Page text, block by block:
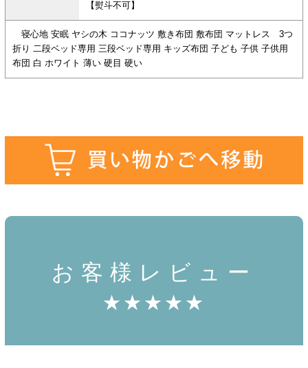
【熨斗不可】
寝心地 安眠 ヤシの木 ココナッツ 敷き布団 敷布団 マットレス 3つ
折り 二段ベッド専用 三段ベッド専用 キッズ布団 子ども 子供 子供用
布団 白 ホワイト 薄い 硬目 硬い
お客様レビュー
★★★★★